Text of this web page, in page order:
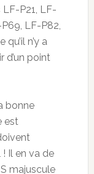
LF-P21, LF-
LF-P82,
n’y a
d’un point
bonne
est
Il en va de
majuscule